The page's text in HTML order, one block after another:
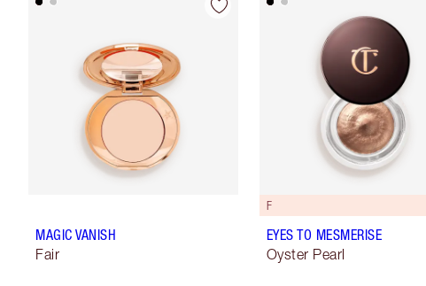
MAGIC VANISH
Fair
F
EYES TO MESMERISE
Oyster Pearl